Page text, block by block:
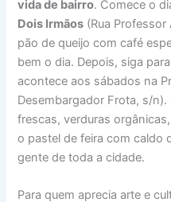
vida de bairro. Comece o
Dois Irmãos (Rua Professor
pão de queijo com café
bem o dia. Depois, siga
acontece aos sábados na
Desembargador Frota, s/
frescas, verduras
o pastel de feira com caldo
gente de toda a cidade.
Para quem aprecia arte e